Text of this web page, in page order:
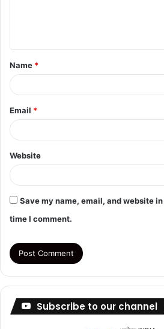
t
*
Name *
Email *
Website
Save my name, email, and website
time I comment.
Subscribe to our channel